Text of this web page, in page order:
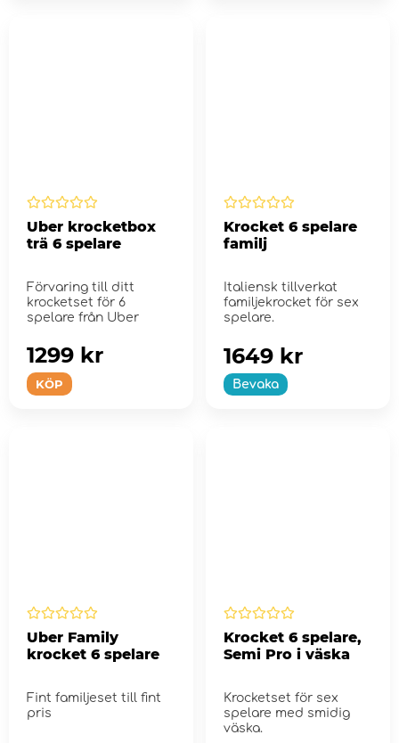
Uber krocketbox
trä 6 spelare
Förvaring till ditt
krocketset för 6
spelare från Uber
KÖP
1299 kr
Krocket 6 spelare
familj
Italiensk tillverkat
familjekrocket för sex
spelare.
Bevaka
1649 kr
Uber Family
krocket 6 spelare
Fint familjeset till fint
pris
Krocket 6 spelare,
Semi Pro i väska
Krocketset för sex
spelare med smidig
väska.